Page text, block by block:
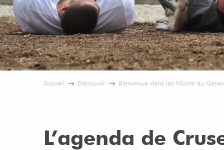
Accueil Découvrir Bienvenue dans les Monts du
L’agenda de